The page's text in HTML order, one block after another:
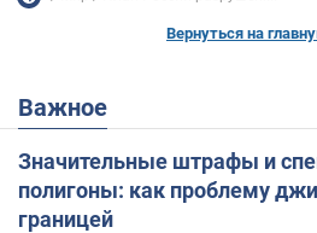
Вернуться на
Важное
Значительные штрафы и
полигоны: как проблему
границей